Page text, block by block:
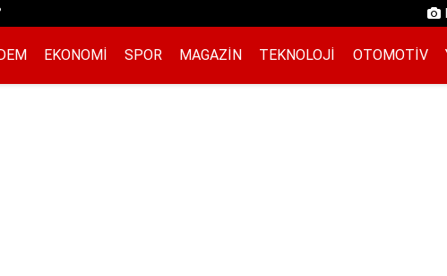
EKONOMI SPOR MAGAZIN TEKNOLOJI OTOMOTIV